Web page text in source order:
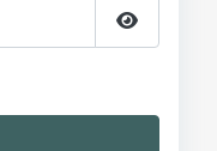
Mostra